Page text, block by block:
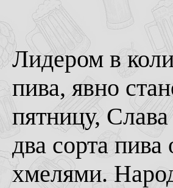
Лидером в
пива, явно
пятницу,
два сорта
хмелями.